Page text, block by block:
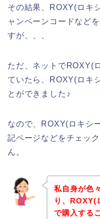
その結果、ROXY(ロキ
ャンペーンコードなど
すが、、、
ただ、ネットでROXY(
ていたら、ROXY(ロキ
とができました♪
なので、ROXY(ロキシ
記ページなどをチェッ
ん。
私自身が色
り、ROXY(
で購入する